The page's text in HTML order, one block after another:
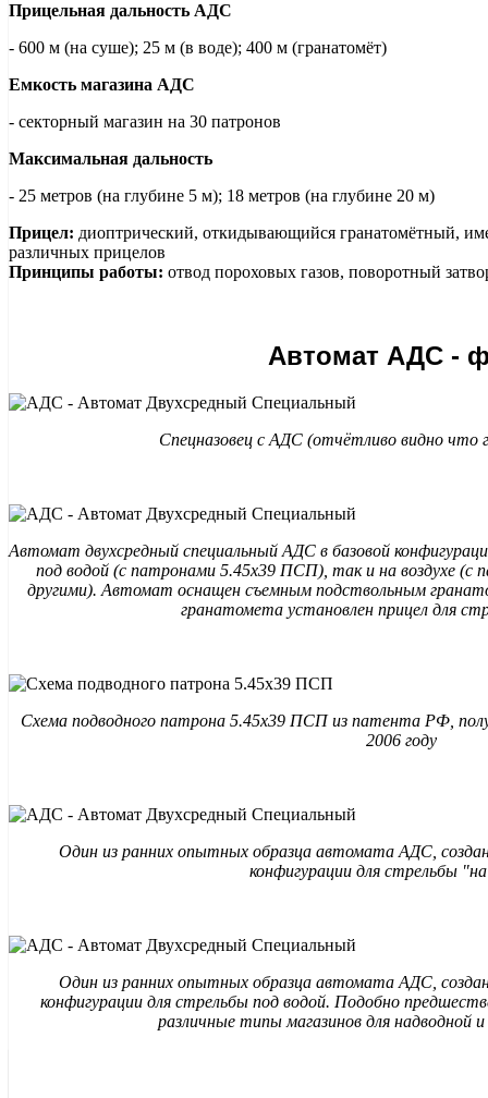
Прицельная дальность АДС
- 600 м (на суше); 25 м (в воде); 400 м (гранатомёт)
Емкость магазина АДС
- секторный магазин на 30 патронов
Максимальная дальность
- 25 метров (на глубине 5 м); 18 метров (на глубине 20 м)
Прицел: диоптрический, откидывающийся гранатомётный,
различных прицелов
Принципы работы: отвод пороховых газов, поворотный
Автомат АДС -
Спецназовец с АДС (отчётливо видно что
Автомат двухсредный специальный АДС в базовой
под водой (с патронами 5.45х39 ПСП), так и на воздухе (с
другими). Автомат оснащен съемным подствольным
гранатомета установлен прицел для
Схема подводного патрона 5.45х39 ПСП из патента РФ,
2006 году
Один из ранних опытных образца автомата АДС,
конфигурации для стрельбы "на
Один из ранних опытных образца автомата АДС,
конфигурации для стрельбы под водой. Подобно
различные типы магазинов для надводной